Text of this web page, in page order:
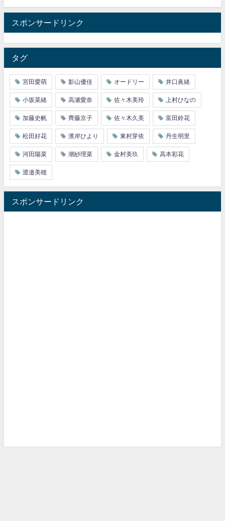
スポンサードリンク
タグ
宮田愛萌 影山優佳 オードリー 井口眞緒
小坂菜緒 高瀬愛奈 佐々木美玲 上村ひなの
加藤史帆 齊藤京子 佐々木久美 富田鈴花
松田好花 濱岸ひより 東村芽依 丹生明里
河田陽菜 潮紗理菜 金村美玖 高本彩花
渡邉美穂
スポンサードリンク